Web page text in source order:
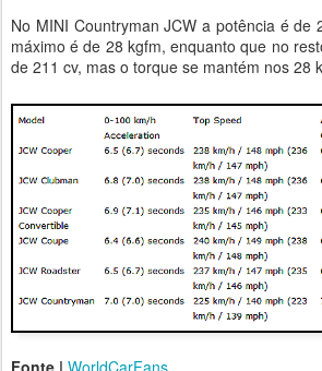
No MINI Countryman JCW a potência é de
máximo é de 28 kgfm, enquanto que no
de 211 cv, mas o torque se mantém nos 28
Fonte | WorldCarFans